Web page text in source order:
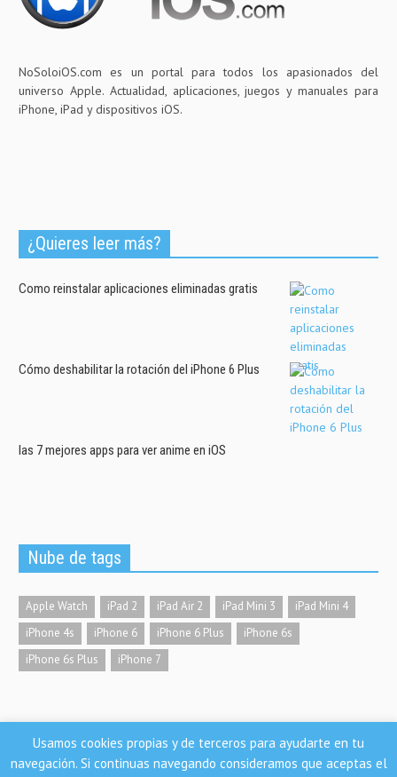
NoSoloiOS.com es un portal para todos los apasionados del
universo Apple. Actualidad, aplicaciones, juegos y manuales para
iPhone, iPad y dispositivos iOS.
¿Quieres leer más?
Como reinstalar aplicaciones eliminadas gratis
Cómo deshabilitar la rotación del iPhone 6 Plus
las 7 mejores apps para ver anime en iOS
Nube de tags
Apple Watch iPad 2 iPad Air 2 iPad Mini 3
iPad Mini 4
iPhone 4s
iPhone 6 iPhone 6 Plus
iPhone 6s
iPhone 6s Plus
iPhone 7
Nosoloios.com
Condiciones de uso | Aviso legal | Política de privacidad
Usamos cookies propias y de terceros para ayudarte en tu
navegación. Si continuas navegando consideramos que aceptas el